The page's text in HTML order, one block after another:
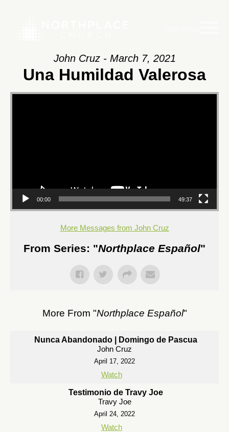
John Cruz - March 7, 2021
Una Humildad Valerosa
00:00 49:37
More Messages from John Cruz
From Series: "Northplace Español"
More From "Northplace Español"
Nunca Abandonado | Domingo de Pascua
John Cruz
April 17, 2022
Watch
Testimonio de Travy Joe
Travy Joe
April 24, 2022
Watch